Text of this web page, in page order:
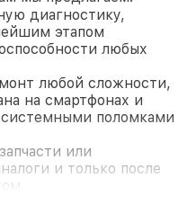
диагностику,
этапом
любых
любой сложности,
на смартфонах и
поломками
или
и только после